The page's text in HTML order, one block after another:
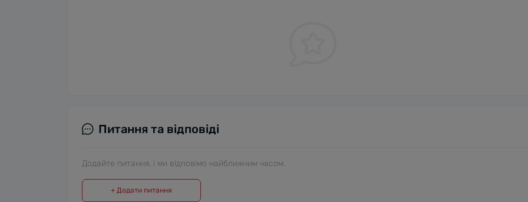
Питання та відповіді
Додайте питання, і ми відповімо найближчим часом.
+ Додати питання